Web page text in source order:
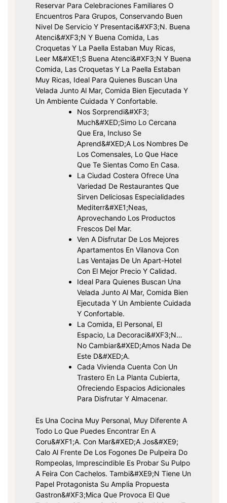
Reservar Para Celebraciones Familiares O
Encuentros Para Grupos, Conservando Buen
Nivel De Servicio Y Presentaci&#xF3;n. Buena
Atenci&#xF3;n Y Buena Comida, Las
Croquetas Y La Paella Estaban Muy Ricas,
Leer M&#xE1;s Buena Atenci&#xF3;n Y Buena
Comida, Las Croquetas Y La Paella Estaban
Muy Ricas, Ideal Para Quienes Buscan Una
Velada Junto Al Mar, Comida Bien Ejecutada Y
Un Ambiente Cuidada Y Confortable.
Nos Sorprendi&#xF3;
Much&#xED;simo Lo Cercana
Que Era, Incluso Se
Aprend&#xED;a Los Nombres De
Los Comensales, Lo Que Hace
Que Te Sientas Como En Casa.
La Ciudad Costera Ofrece Una
Variedad De Restaurantes Que
Sirven Deliciosas Especialidades
Mediterr&#xE1;neas,
Aprovechando Los Productos
Frescos Del Mar.
Ven A Disfrutar De Los Mejores
Apartamentos En Vilanova Con
Las Ventajas De Un Apart-Hotel
Con El Mejor Precio Y Calidad.
Ideal Para Quienes Buscan Una
Velada Junto Al Mar, Comida Bien
Ejecutada Y Un Ambiente Cuidada
Y Confortable.
La Comida, El Personal, El
Espacio, La Decoraci&#xF3;n…
No Cambiar&#xED;amos Nada De
Este D&#xED;a.
Cada Vivienda Cuenta Con Un
Trastero En La Planta Cubierta,
Ofreciendo Espacios Adicionales
Para Disfrutar Y Almacenar.
Es Una Cocina Muy Personal, Muy Diferente A
Todo Lo Que Puedes Encontrar En A
Coru&#xF1;a. Con Mar&#xED;a Jos&#xE9;
Calo Al Frente De Los Fogones De Pulpeira Do
Rompeolas, Imprescindible Es Probar Su Pulpo
A Feira Con Cachelos. Tambi&#xE9;n Tiene Un
Papel Protagonista Su Amplia Propuesta
Gastron&#xF3;mica Que Provoca El Que